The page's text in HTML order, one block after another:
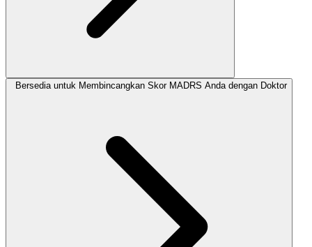
Bersedia untuk Membincangkan Skor MADRS Anda dengan Doktor